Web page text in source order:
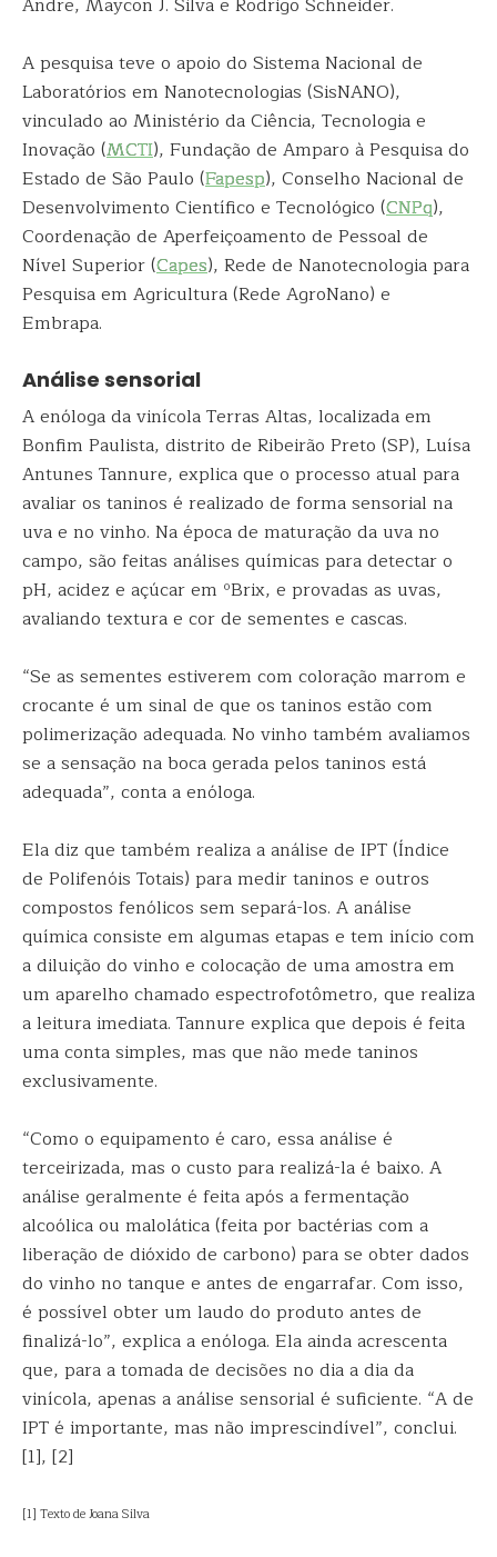
A pesquisa teve o apoio do Sistema Nacional de
Laboratórios em Nanotecnologias (SisNANO),
vinculado ao Ministério da Ciência, Tecnologia e
Inovação (MCTI), Fundação de Amparo à Pesquisa do
Estado de São Paulo (Fapesp), Conselho Nacional de
Desenvolvimento Científico e Tecnológico (CNPq),
Coordenação de Aperfeiçoamento de Pessoal de
Nível Superior (Capes), Rede de Nanotecnologia para
Pesquisa em Agricultura (Rede AgroNano) e
Embrapa.
Análise sensorial
A enóloga da vinícola Terras Altas, localizada em
Bonfim Paulista, distrito de Ribeirão Preto (SP), Luísa
Antunes Tannure, explica que o processo atual para
avaliar os taninos é realizado de forma sensorial na
uva e no vinho. Na época de maturação da uva no
campo, são feitas análises químicas para detectar o
pH, acidez e açúcar em ºBrix, e provadas as uvas,
avaliando textura e cor de sementes e cascas.
“Se as sementes estiverem com coloração marrom e
crocante é um sinal de que os taninos estão com
polimerização adequada. No vinho também avaliamos
se a sensação na boca gerada pelos taninos está
adequada”, conta a enóloga.
Ela diz que também realiza a análise de IPT (Índice
de Polifenóis Totais) para medir taninos e outros
compostos fenólicos sem separá-los. A análise
química consiste em algumas etapas e tem início com
a diluição do vinho e colocação de uma amostra em
um aparelho chamado espectrofotômetro, que realiza
a leitura imediata. Tannure explica que depois é feita
uma conta simples, mas que não mede taninos
exclusivamente.
“Como o equipamento é caro, essa análise é
terceirizada, mas o custo para realizá-la é baixo. A
análise geralmente é feita após a fermentação
alcoólica ou malolática (feita por bactérias com a
liberação de dióxido de carbono) para se obter dados
do vinho no tanque e antes de engarrafar. Com isso,
é possível obter um laudo do produto antes de
finalizá-lo”, explica a enóloga. Ela ainda acrescenta
que, para a tomada de decisões no dia a dia da
vinícola, apenas a análise sensorial é suficiente. “A de
IPT é importante, mas não imprescindível”, conclui.
[1], [2]
[1] Texto de Joana Silva